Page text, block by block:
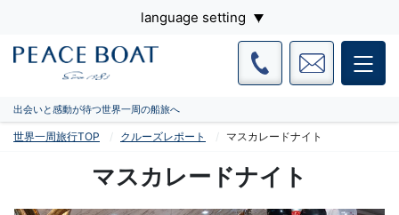
language setting
出会いと感動が待つ世界一周の船旅へ
世界一周旅行TOP クルーズレポート マスカレードナイト
マスカレードナイト